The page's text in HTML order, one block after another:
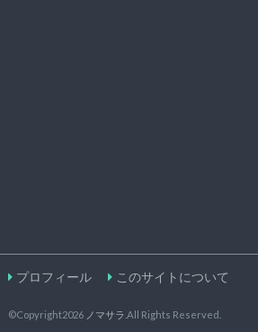
プロフィール このサイトについて
©Copyright2026 ノマサラ .All Rights Reserved.